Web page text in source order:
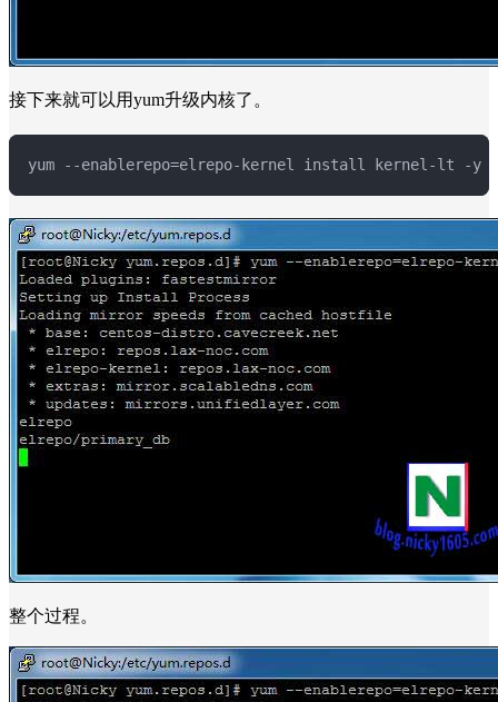
接下来就可以用yum升级内核了。
yum --enablerepo=elrepo-kernel install kernel-lt -y
整个过程。